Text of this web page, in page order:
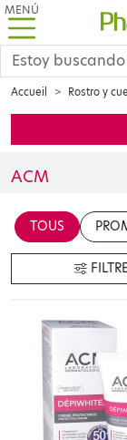
MENÚ
Accueil Rostro y
ACM
en cliquant sur le
TOUS